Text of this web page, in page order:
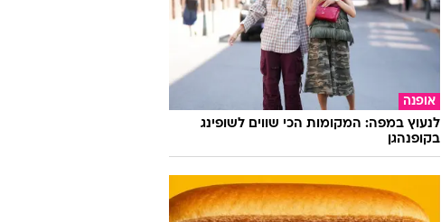
אופנה
לנעוץ במפה: המקומות הכי שווים לשופינג
בקופנהגן